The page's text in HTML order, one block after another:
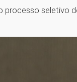
processo seletivo